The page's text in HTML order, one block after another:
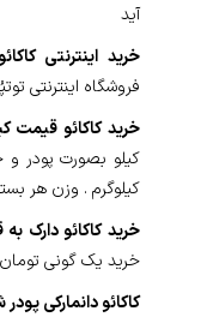
آید
خرید اینترنتی کاکائو
فروشگاه اینترنتی
خرید کاکائو قیمت
کیلوگرم . وزن هر بسته
خرید کاکائو دارک
خرید یک گونی تومان و خرید
کاکائو دانمارکی